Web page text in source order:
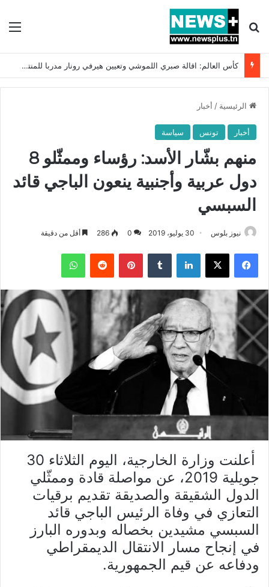
بحث عن
كأس العالم: اقالة صبري اللموشي وتعيين هيرفي رونار مدربا للمنتخب التونسي !!
الرئيسية / أخبار
أخبار تونس سياسة
منهم بشّار الأسد: رؤساء وممثّلو 8
دول عربية وأجنبية ينعون الباجي قائد
السبسي
نيوز بلوس 30 يوليو، 2019 0
286 أقل من دقيقة
فيسبوك X لينكدإن بينتيريست واتساب
أعلنت وزارة الخارجية، اليوم الثلاثاء 30
جويلية 2019، عن مواصلة قادة وممثّلي
الدول الشقيقة والصديقة تقديم برقيات
التعازي في وفاة الرئيس الباجي قائد
السبسي مشيدين بخصاله وبدوره البارز
في إنجاح مسار الانتقال الديمقراطي
ودفاعه عن قيم الجمهورية.